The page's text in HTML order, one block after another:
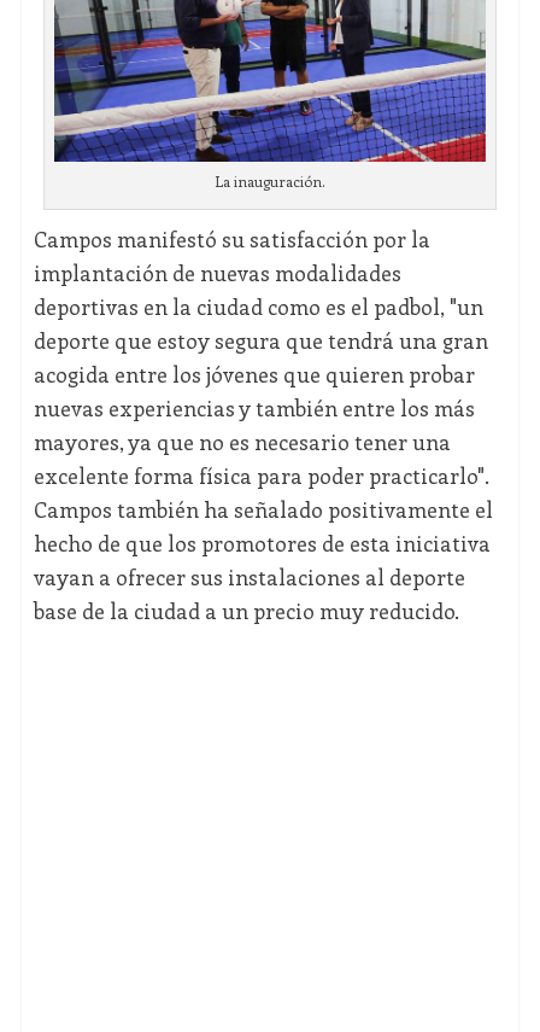
La inauguración.
Campos manifestó su satisfacción por la
implantación de nuevas modalidades
deportivas en la ciudad como es el padbol, "un
deporte que estoy segura que tendrá una gran
acogida entre los jóvenes que quieren probar
nuevas experiencias y también entre los más
mayores, ya que no es necesario tener una
excelente forma física para poder practicarlo".
Campos también ha señalado positivamente el
hecho de que los promotores de esta iniciativa
vayan a ofrecer sus instalaciones al deporte
base de la ciudad a un precio muy reducido.